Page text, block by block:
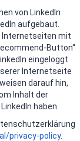
von LinkedIn
aufgebaut.
Internetseiten mit
Button“
eingeloggt
Internetseite
darauf hin,
Inhalt der
haben.
privacy-policy.